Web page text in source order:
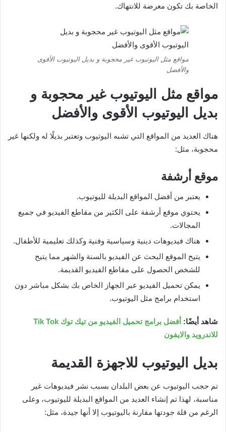
الخاصة بك تكون معرضة للانتهاك.
مواقع مثل اليوتيوب غير محجوبة و بديل اليوتيوب الأقوى
والأفضل
مواقع مثل اليوتيوب غير محجوبة و
بديل اليوتيوب الأقوى والأفضل
هناك العديد من المواقع التي تشبه اليوتيوب وتعتبر بديلًا له ولكنها غير
محجوبة، مثل:
موقع أرشفة
يعتبر من أفضل المواقع البديلة لليوتيوب.
يحتوي موقع أرشفة على الكثير من مقاطع الفيديو في جميع
المجالات.
هناك فيديوهات دينية وسياسية وفنية وكذلك تعليمية للأطفال.
يتيح الموقع البحث عن الفيديو بالسنة والشهر مما يتيح
للشخص الحصول على مقاطع الفيديو القديمة.
يمكن تحميل الفيديو عبر الجهاز الخاص بك بشكل مباشر دون
استخدام برامج مثل اليوتيوب.
شاهد أيضًا:
أفضل برامج تحميل الفيديو من تيك توك Tik Tok
للاندرويد والايفون
بديل اليوتيوب للاجهزة القديمة
تم حجب اليوتيوب عن بعض البلدان بسبب نشر فيديوهات غير
مناسبة، لهذا تم إنشاء العديد من المواقع البديلة لليوتيوب، وعلى
الرغم من قلة جودتها مقارنة باليوتيوب إلا أنها جيدة، مثل: